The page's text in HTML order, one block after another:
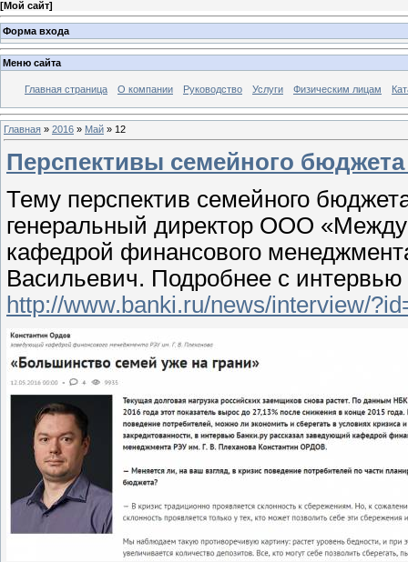
[Мой сайт]
Форма входа
Меню сайта
Главная страница О компании Руководство Услуги Физическим лицам
Главная » 2016 » Май » 12
Перспективы семейного бюджета
Тему перспектив семейного
генеральный директор ООО
кафедрой финансового
Васильевич. Подробнее с
http://www.banki.ru/news/interview/